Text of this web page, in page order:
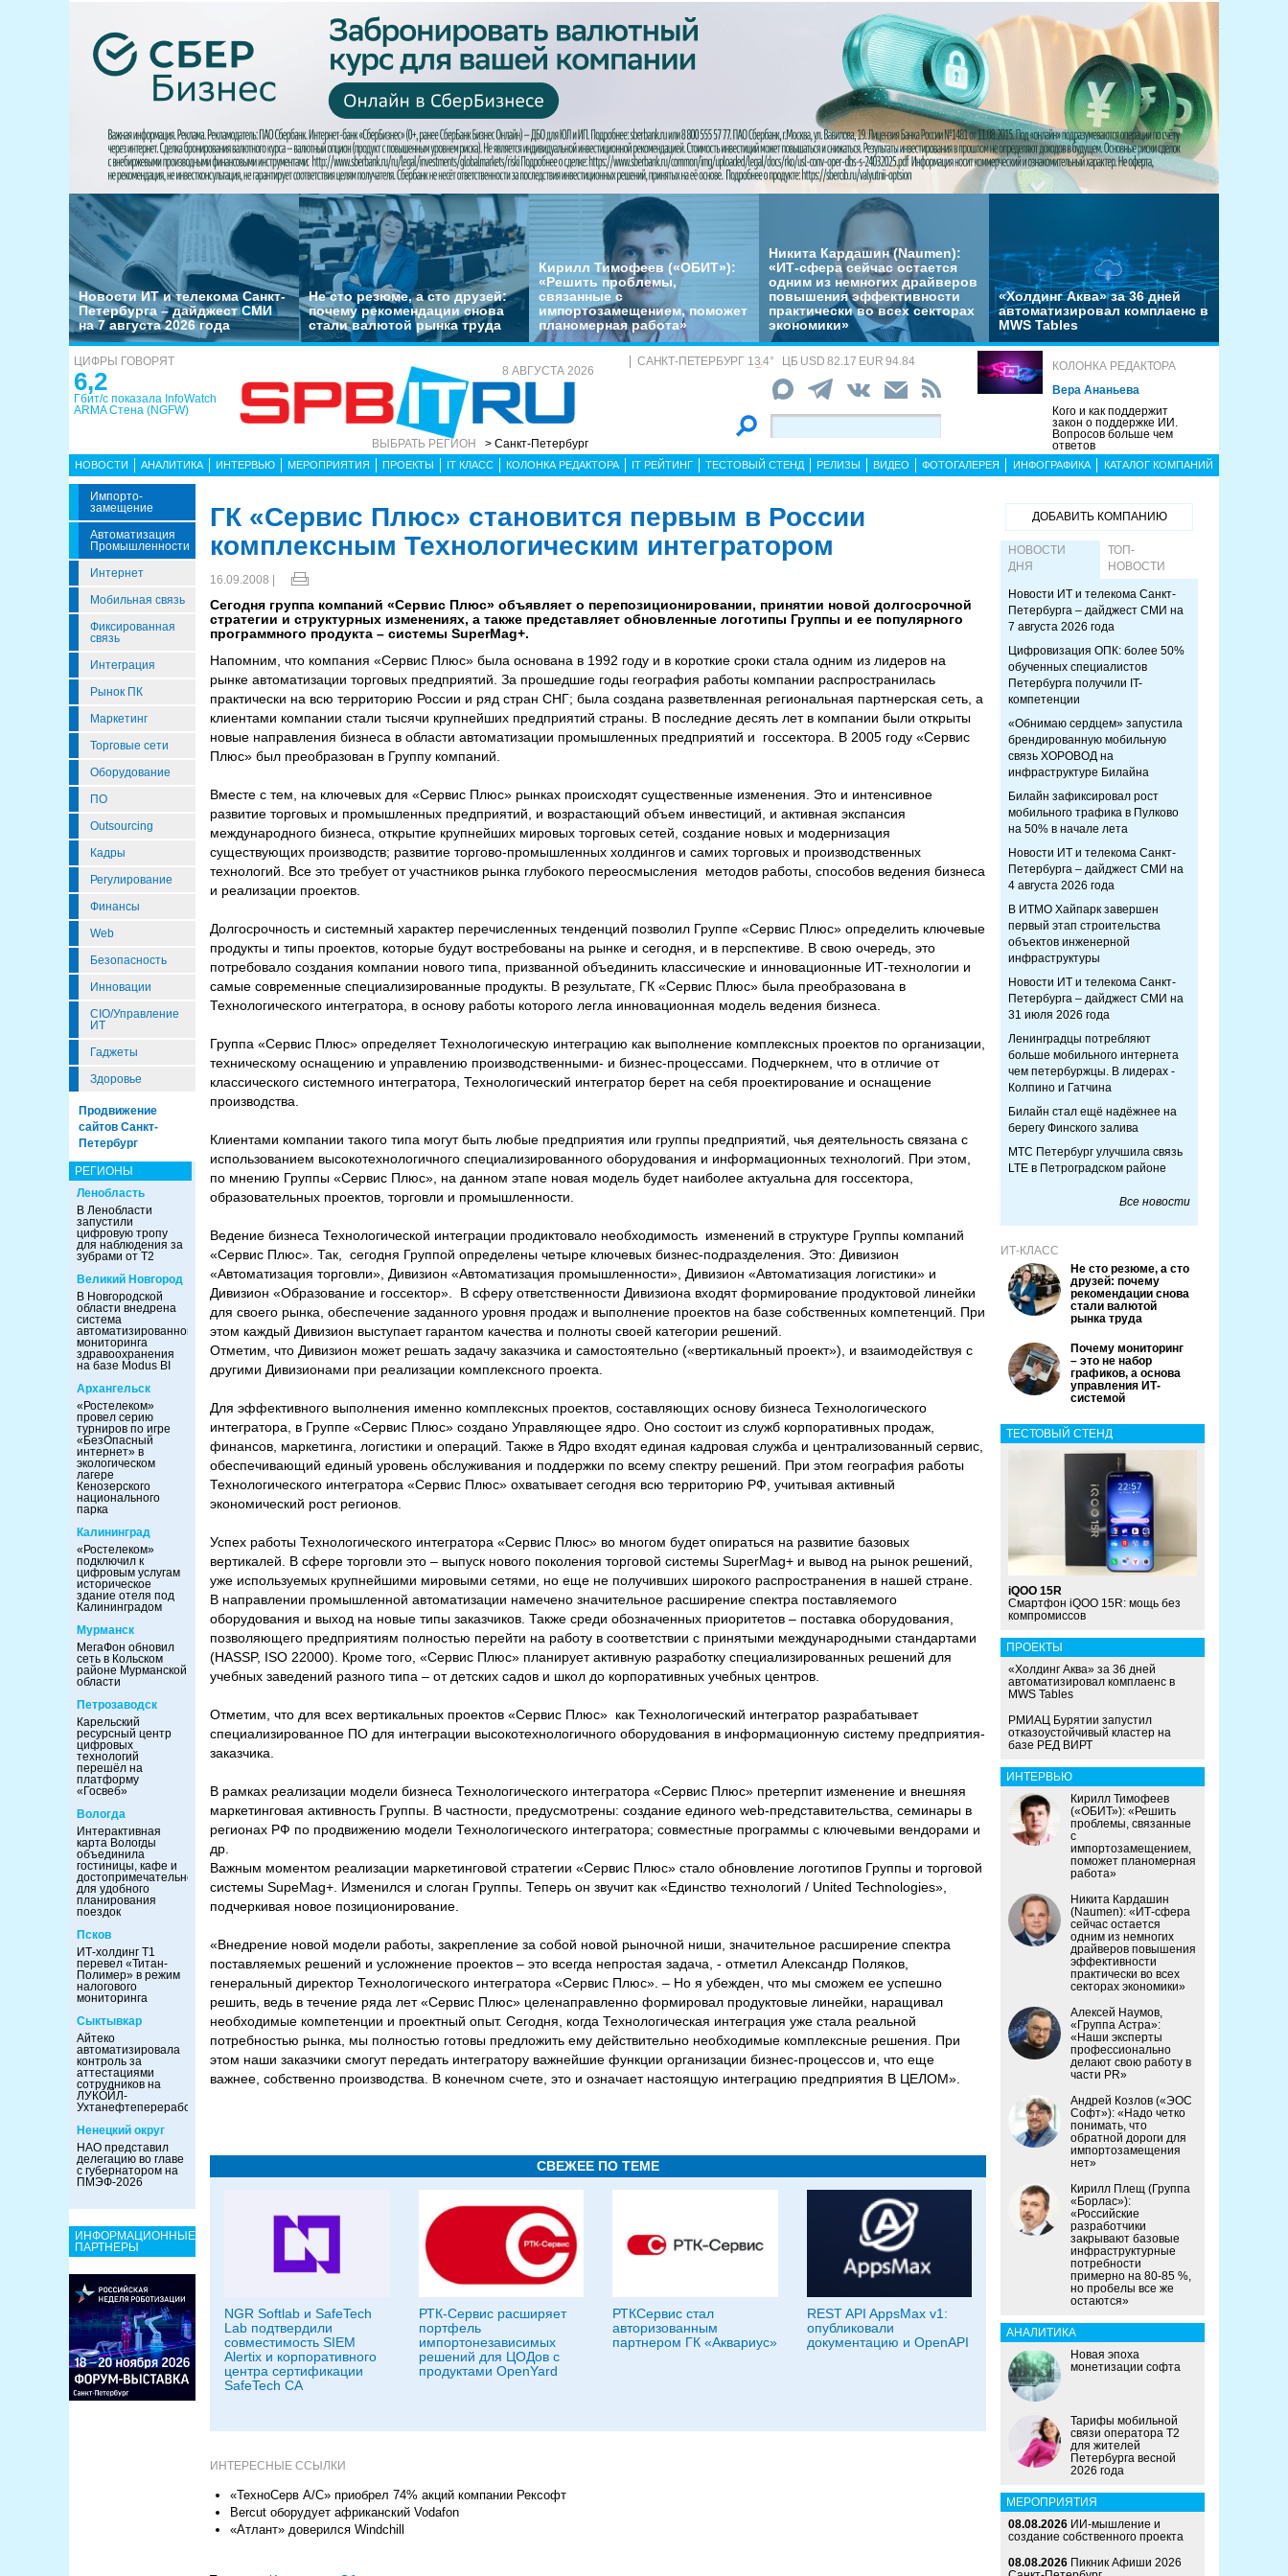
Новости ИТ и телекома Санкт-
Петербурга – дайджест СМИ
на 7 августа 2026 года
Не сто резюме, а сто друзей:
почему рекомендации снова
стали валютой рынка труда
Кирилл Тимофеев («ОБИТ»):
«Решить проблемы,
связанные с
импортозамещением, поможет
планомерная работа»
Никита Кардашин (Naumen):
«ИТ-сфера сейчас остается
одним из немногих драйверов
повышения эффективности
практически во всех секторах
экономики»
«Холдинг Аква» за 36 дней
автоматизировал комплаенс в
MWS Tables
ЦИФРЫ ГОВОРЯТ
6,2
Гбит/с показала InfoWatch
ARMA Стена (NGFW)
8 АВГУСТА 2026
ВЫБРАТЬ РЕГИОН > Санкт-Петербург
САНКТ-ПЕТЕРБУРГ 13.4° ЦБ USD 82.17 EUR 94.84
КОЛОНКА РЕДАКТОРА
Вера Ананьева
Кого и как поддержит
закон о поддержке ИИ.
Вопросов больше чем
ответов
НОВОСТИ АНАЛИТИКА ИНТЕРВЬЮ МЕРОПРИЯТИЯ ПРОЕКТЫ IT КЛАСС КОЛОНКА РЕДАКТОРА IT РЕЙТИНГ ТЕСТОВЫЙ СТЕНД РЕЛИЗЫ ВИДЕО ФОТОГАЛЕРЕЯ ИНФОГРАФИКА КАТАЛОГ КОМПАНИЙ
Импорто­
Замещение
Автоматизация
Промышленности
Интернет
Мобильная связь
Фиксированная
связь
Интеграция
Рынок ПК
Маркетинг
Торговые сети
Оборудование
ПО
Outsourcing
Кадры
Регулирование
Финансы
Web
Безопасность
Инновации
CIO/Управление
ИТ
Гаджеты
Здоровье
Продвижение
сайтов Санкт-
Петербург
РЕГИОНЫ
Ленобласть
В Ленобласти
запустили
цифровую тропу
для наблюдения за
зубрами от Т2
Великий Новгород
В Новгородской
области внедрена
система
автоматизированного
мониторинга
здравоохранения
на базе Modus BI
Архангельск
«Ростелеком»
провел серию
турниров по игре
«БезОпасный
интернет» в
экологическом
лагере
Кенозерского
национального
парка
Калининград
«Ростелеком»
подключил к
цифровым услугам
историческое
здание отеля под
Калининградом
Мурманск
МегаФон обновил
сеть в Кольском
районе Мурманской
области
Петрозаводск
Карельский
ресурсный центр
цифровых
технологий
перешёл на
платформу
«Госвеб»
Вологда
Интерактивная
карта Вологды
объединила
гостиницы, кафе и
достопримечательности
для удобного
планирования
поездок
Псков
ИТ-холдинг Т1
перевел «Титан-
Полимер» в режим
налогового
мониторинга
Сыктывкар
Айтеко
автоматизировала
контроль за
аттестациями
сотрудников на
ЛУКОЙЛ-
Ухтанефтепереработка
Ненецкий округ
НАО представил
делегацию во главе
с губернатором на
ПМЭФ-2026
ИНФОРМАЦИОННЫЕ
ПАРТНЕРЫ
ГК «Сервис Плюс» становится первым в России
комплексным Технологическим интегратором
16.09.2008 |
Сегодня группа компаний «Сервис Плюс» объявляет о перепозиционировании, принятии новой долгосрочной
стратегии и структурных изменениях, а также представляет обновленные логотипы Группы и ее популярного
программного продукта – системы SuperMag+.
Напомним, что компания «Сервис Плюс» была основана в 1992 году и в короткие сроки стала одним из лидеров на
рынке автоматизации торговых предприятий. За прошедшие годы география работы компании распространилась
практически на всю территорию России и ряд стран СНГ; была создана разветвленная региональная партнерская сеть, а
клиентами компании стали тысячи крупнейших предприятий страны. В последние десять лет в компании были открыты
новые направления бизнеса в области автоматизации промышленных предприятий и госсектора. В 2005 году «Сервис
Плюс» был преобразован в Группу компаний.
Вместе с тем, на ключевых для «Сервис Плюс» рынках происходят существенные изменения. Это и интенсивное
развитие торговых и промышленных предприятий, и возрастающий объем инвестиций, и активная экспансия
международного бизнеса, открытие крупнейших мировых торговых сетей, создание новых и модернизация
существующих производств; развитие торгово-промышленных холдингов и самих торговых и производственных
технологий. Все это требует от участников рынка глубокого переосмысления методов работы, способов ведения бизнеса
и реализации проектов.
Долгосрочность и системный характер перечисленных тенденций позволил Группе «Сервис Плюс» определить ключевые
продукты и типы проектов, которые будут востребованы на рынке и сегодня, и в перспективе. В свою очередь, это
потребовало создания компании нового типа, призванной объединить классические и инновационные ИТ-технологии и
самые современные специализированные продукты. В результате, ГК «Сервис Плюс» была преобразована в
Технологического интегратора, в основу работы которого легла инновационная модель ведения бизнеса.
Группа «Сервис Плюс» определяет Технологическую интеграцию как выполнение комплексных проектов по организации,
техническому оснащению и управлению производственными- и бизнес-процессами. Подчеркнем, что в отличие от
классического системного интегратора, Технологический интегратор берет на себя проектирование и оснащение
производства.
Клиентами компании такого типа могут быть любые предприятия или группы предприятий, чья деятельность связана с
использованием высокотехнологичного специализированного оборудования и информационных технологий. При этом,
по мнению Группы «Сервис Плюс», на данном этапе новая модель будет наиболее актуальна для госсектора,
образовательных проектов, торговли и промышленности.
Ведение бизнеса Технологической интеграции продиктовало необходимость изменений в структуре Группы компаний
«Сервис Плюс». Так, сегодня Группой определены четыре ключевых бизнес-подразделения. Это: Дивизион
«Автоматизация торговли», Дивизион «Автоматизация промышленности», Дивизион «Автоматизация логистики» и
Дивизион «Образование и госсектор». В сферу ответственности Дивизиона входят формирование продуктовой линейки
для своего рынка, обеспечение заданного уровня продаж и выполнение проектов на базе собственных компетенций. При
этом каждый Дивизион выступает гарантом качества и полноты своей категории решений.
Отметим, что Дивизион может решать задачу заказчика и самостоятельно («вертикальный проект»), и взаимодействуя с
другими Дивизионами при реализации комплексного проекта.
Для эффективного выполнения именно комплексных проектов, составляющих основу бизнеса Технологического
интегратора, в Группе «Сервис Плюс» создано Управляющее ядро. Оно состоит из служб корпоративных продаж,
финансов, маркетинга, логистики и операций. Также в Ядро входят единая кадровая служба и централизованный сервис,
обеспечивающий единый уровень обслуживания и поддержки по всему спектру решений. При этом география работы
Технологического интегратора «Сервис Плюс» охватывает сегодня всю территорию РФ, учитывая активный
экономический рост регионов.
Успех работы Технологического интегратора «Сервис Плюс» во многом будет опираться на развитие базовых
вертикалей. В сфере торговли это – выпуск нового поколения торговой системы SuperMag+ и вывод на рынок решений,
уже используемых крупнейшими мировыми сетями, но еще не получивших широкого распространения в нашей стране.
В направлении промышленной автоматизации намечено значительное расширение спектра поставляемого
оборудования и выход на новые типы заказчиков. Также среди обозначенных приоритетов – поставка оборудования,
позволяющего предприятиям полностью перейти на работу в соответствии с принятыми международными стандартами
(HASSP, ISO 22000). Кроме того, «Сервис Плюс» планирует активную разработку специализированных решений для
учебных заведений разного типа – от детских садов и школ до корпоративных учебных центров.
Отметим, что для всех вертикальных проектов «Сервис Плюс» как Технологический интегратор разрабатывает
специализированное ПО для интеграции высокотехнологичного оборудования в информационную систему предприятия-
заказчика.
В рамках реализации модели бизнеса Технологического интегратора «Сервис Плюс» претерпит изменение и внешняя
маркетинговая активность Группы. В частности, предусмотрены: создание единого web-представительства, семинары в
регионах РФ по продвижению модели Технологического интегратора; совместные программы с ключевыми вендорами и
др.
Важным моментом реализации маркетинговой стратегии «Сервис Плюс» стало обновление логотипов Группы и торговой
системы SupeMag+. Изменился и слоган Группы. Теперь он звучит как «Единство технологий / United Technologies»,
подчеркивая новое позиционирование.
«Внедрение новой модели работы, закрепление за собой новой рыночной ниши, значительное расширение спектра
поставляемых решений и усложнение проектов – это всегда непростая задача, - отметил Александр Поляков,
генеральный директор Технологического интегратора «Сервис Плюс». – Но я убежден, что мы сможем ее успешно
решить, ведь в течение ряда лет «Сервис Плюс» целенаправленно формировал продуктовые линейки, наращивал
необходимые компетенции и проектный опыт. Сегодня, когда Технологическая интеграция уже стала реальной
потребностью рынка, мы полностью готовы предложить ему действительно необходимые комплексные решения. При
этом наши заказчики смогут передать интегратору важнейшие функции организации бизнес-процессов и, что еще
важнее, собственно производства. В конечном счете, это и означает настоящую интеграцию предприятия В ЦЕЛОМ».
СВЕЖЕЕ ПО ТЕМЕ
NGR Softlab и SafeTech
Lab подтвердили
совместимость SIEM
Alertix и корпоративного
центра сертификации
SafeTech CA
РТК-Сервис расширяет
портфель
импортонезависимых
решений для ЦОДов с
продуктами OpenYard
РТКСервис стал
авторизованным
партнером ГК «Аквариус»
REST API AppsMax v1:
опубликовали
документацию и OpenAPI
ИНТЕРЕСНЫЕ ССЫЛКИ
«ТехноСерв А/С» приобрел 74% акций компании Рексофт
Bercut оборудует африканский Vodafon
«Атлант» доверился Windchill
ДОБАВИТЬ КОМПАНИЮ
НОВОСТИ
ДНЯ
ТОП-
НОВОСТИ
Новости ИТ и телекома Санкт-
Петербурга – дайджест СМИ на
7 августа 2026 года
Цифровизация ОПК: более 50%
обученных специалистов
Петербурга получили IT-
компетенции
«Обнимаю сердцем» запустила
брендированную мобильную
связь ХОРОВОД на
инфраструктуре Билайна
Билайн зафиксировал рост
мобильного трафика в Пулково
на 50% в начале лета
Новости ИТ и телекома Санкт-
Петербурга – дайджест СМИ на
4 августа 2026 года
В ИТМО Хайпарк завершен
первый этап строительства
объектов инженерной
инфраструктуры
Новости ИТ и телекома Санкт-
Петербурга – дайджест СМИ на
31 июля 2026 года
Ленинградцы потребляют
больше мобильного интернета
чем петербуржцы. В лидерах -
Колпино и Гатчина
Билайн стал ещё надёжнее на
берегу Финского залива
МТС Петербург улучшила связь
LTE в Петроградском районе
Все новости
ИТ-КЛАСС
Не сто резюме, а сто
друзей: почему
рекомендации снова
стали валютой
рынка труда
Почему мониторинг
– это не набор
графиков, а основа
управления ИТ-
системой
ТЕСТОВЫЙ СТЕНД
iQOO 15R
Смартфон iQOO 15R: мощь без
компромиссов
ПРОЕКТЫ
«Холдинг Аква» за 36 дней
автоматизировал комплаенс в
MWS Tables
РМИАЦ Бурятии запустил
отказоустойчивый кластер на
базе РЕД ВИРТ
ИНТЕРВЬЮ
Кирилл Тимофеев
(«ОБИТ»): «Решить
проблемы, связанные
с
импортозамещением,
поможет планомерная
работа»
Никита Кардашин
(Naumen): «ИТ-сфера
сейчас остается
одним из немногих
драйверов повышения
эффективности
практически во всех
секторах экономики»
Алексей Наумов,
«Группа Астра»:
«Наши эксперты
профессионально
делают свою работу в
части PR»
Андрей Козлов («ЭОС
Софт»): «Надо четко
понимать, что
обратной дороги для
импортозамещения
нет»
Кирилл Плещ (Группа
«Борлас»):
«Российские
разработчики
закрывают базовые
инфраструктурные
потребности
примерно на 80-85 %,
но пробелы все же
остаются»
АНАЛИТИКА
Новая эпоха
монетизации софта
Тарифы мобильной
связи оператора Т2
для жителей
Петербурга весной
2026 года
МЕРОПРИЯТИЯ
08.08.2026 ИИ-мышление и
создание собственного проекта
08.08.2026 Пикник Афиши 2026